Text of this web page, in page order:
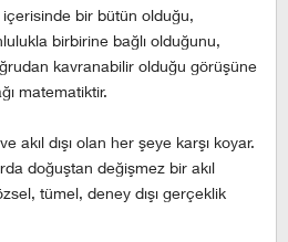
içerisinde bir bütün olduğu,
birbirine bağlı olduğunu,
kavranabilir olduğu görüşüne
matematiktir.
akıl dışı olan her şeye karşı koyar.
doğuştan değişmez bir akıl
tümel, deney dışı gerçeklik